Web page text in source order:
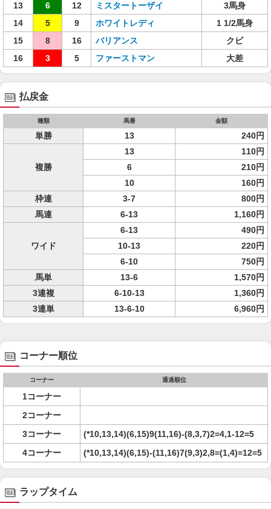
13
6 12 ミスタートーザイ
3馬身
14
5 9 ホワイトレディ
1 1/2馬身
15
8 16 バリアンス
クビ
16
3 5 ファーストマン 大差
払戻金
種類 馬番 金額
単勝 13 240円
複勝
13
110円
6
210円
10
160円
枠連
3-7
800円
馬連
6-13 1,160円
ワイド
6-13
490円
10-13
220円
6-10
750円
馬単
13-6
1,570円
3連複
6-10-13
1,360円
3連単
13-6-10 6,960円
コーナー順位
コーナー 通過順位
1コーナー
2コーナー
3コーナー
(*10,13,14)(6,15)9(11,16)-(8,3,7)2=4,1-12=5
4コーナー
(*10,13,14)(6,15)-(11,16)7(9,3)2,8=(1,4)=12=5
ラップタイム